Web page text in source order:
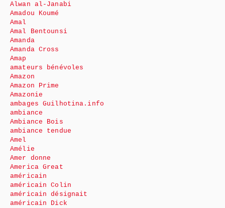
Alwan al-Janabi
Amadou Koumé
Amal
Amal Bentounsi
Amanda
Amanda Cross
Amap
amateurs bénévoles
Amazon
Amazon Prime
Amazonie
ambages Guilhotina.info
ambiance
Ambiance Bois
ambiance tendue
Amel
Amélie
Amer donne
America Great
américain
américain Colin
américain désignait
américain Dick